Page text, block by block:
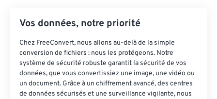
Vos données, notre priorité
Chez FreeConvert, nous allons au-delà de la simple
conversion de fichiers : nous les protégeons. Notre
système de sécurité robuste garantit la sécurité de vos
données, que vous convertissiez une image, une vidéo ou
un document. Grâce à un chiffrement avancé, des centres
de données sécurisés et une surveillance vigilante, nous